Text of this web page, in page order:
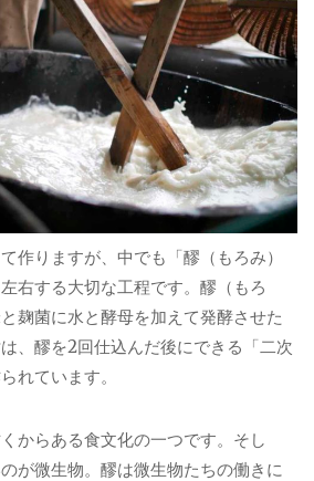
作りますが、中でも「醪（もろみ）
右する大切な工程です。醪（もろ
麹菌に水と酵母を加えて発酵させた
、醪を2回仕込んだ後にできる「二次
れています。
からある食文化の一つです。そし
が微生物。醪は微生物たちの働きに